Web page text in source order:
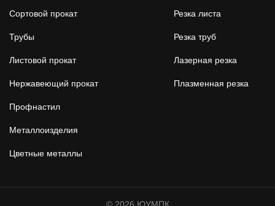
Сортовой прокат
Трубы
Листовой прокат
Нержавеющий прокат
Профнастил
Металлоизделия
Цветные металлы
Резка листа
Резка труб
Лазерная резка
Плазменная резка